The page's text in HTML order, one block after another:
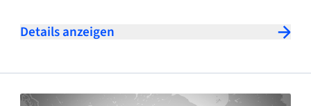
Details anzeigen